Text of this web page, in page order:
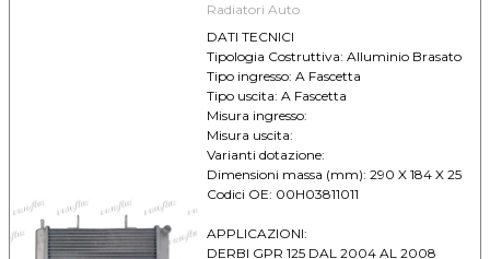
Radiatori Auto
DATI TECNICI
Tipologia Costruttiva: Alluminio Brasato
Tipo ingresso: A Fascetta
Tipo uscita: A Fascetta
Misura ingresso:
Misura uscita:
Varianti dotazione:
Dimensioni massa (mm): 290 X 184 X 25
Codici OE: 00H03811011
APPLICAZIONI:
DERBI GPR 125 DAL 2004 AL 2008